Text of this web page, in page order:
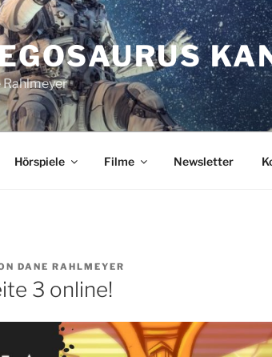
Rahlmeyer
Hörspiele Filme Newsletter
DANE RAHLMEYER
3 online!